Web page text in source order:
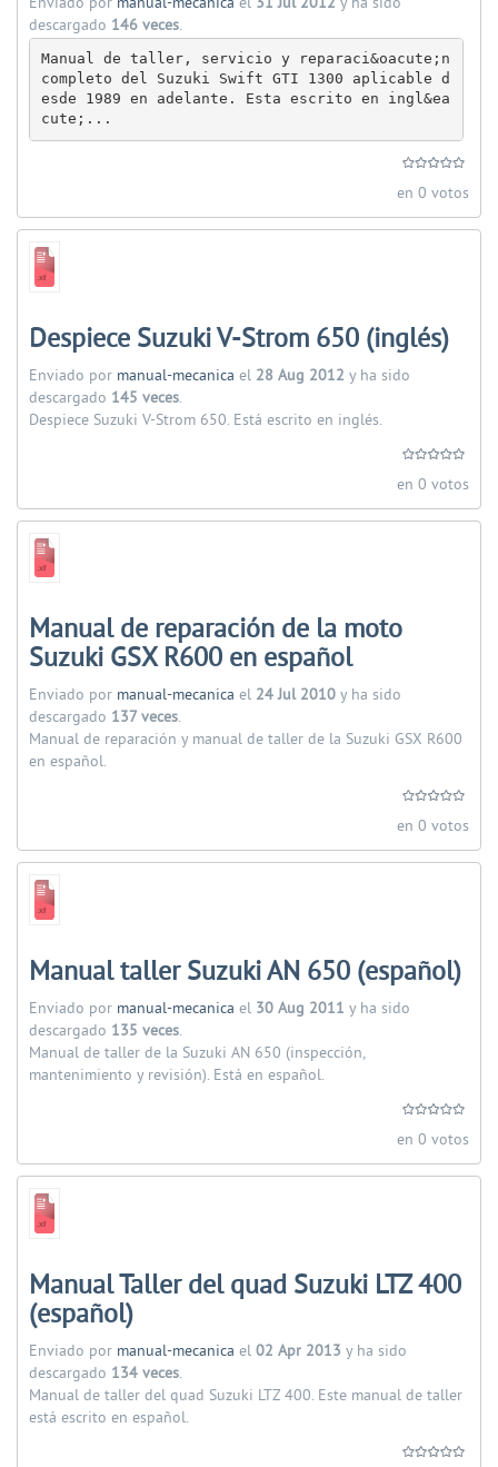
descargado 146 veces.
Manual de taller, servicio y reparaci&oacute;n
completo del Suzuki Swift GTI 1300 aplicable d
esde 1989 en adelante. Esta escrito en ingl&ea
cute;...
en 0 votos
Despiece Suzuki V-Strom 650 (inglés)
Enviado por manual-mecanica el 28 Aug 2012 y ha sido
descargado 145 veces.
Despiece Suzuki V-Strom 650. Está escrito en inglés.
en 0 votos
Manual de reparación de la moto
Suzuki GSX R600 en español
Enviado por manual-mecanica el 24 Jul 2010 y ha sido
descargado 137 veces.
Manual de reparación y manual de taller de la Suzuki GSX R600
en español.
en 0 votos
Manual taller Suzuki AN 650 (español)
Enviado por manual-mecanica el 30 Aug 2011 y ha sido
descargado 135 veces.
Manual de taller de la Suzuki AN 650 (inspección,
mantenimiento y revisión). Está en español.
en 0 votos
Manual Taller del quad Suzuki LTZ 400
(español)
Enviado por manual-mecanica el 02 Apr 2013 y ha sido
descargado 134 veces.
Manual de taller del quad Suzuki LTZ 400. Este manual de taller
está escrito en español.